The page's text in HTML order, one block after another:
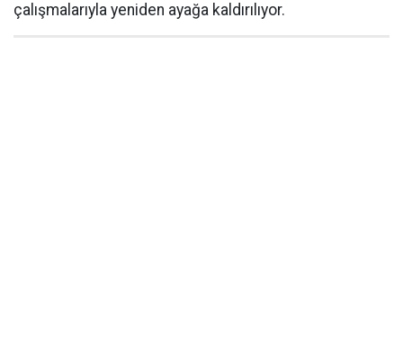
çalışmalarıyla yeniden ayağa kaldırılıyor.